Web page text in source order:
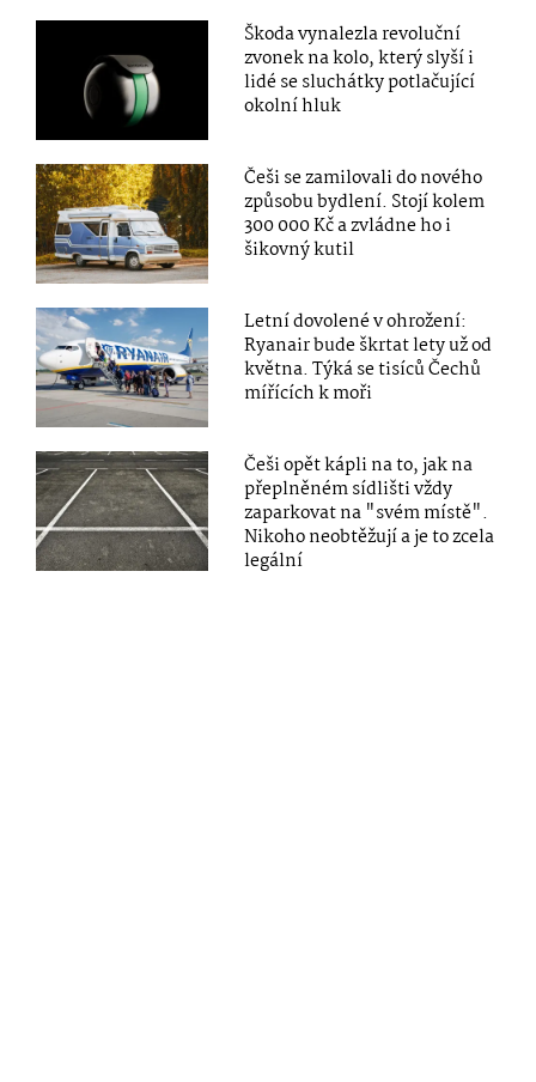
Škoda vynalezla revoluční
zvonek na kolo, který slyší i
lidé se sluchátky potlačující
okolní hluk
Češi se zamilovali do nového
způsobu bydlení. Stojí kolem
300 000 Kč a zvládne ho i
šikovný kutil
Letní dovolené v ohrožení:
Ryanair bude škrtat lety už od
května. Týká se tisíců Čechů
mířících k moři
Češi opět kápli na to, jak na
přeplněném sídlišti vždy
zaparkovat na "svém místě".
Nikoho neobtěžují a je to zcela
legální